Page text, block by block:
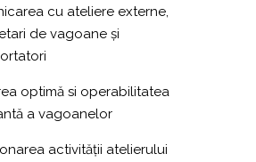
cu ateliere externe,
de vagoane și
optimă si operabilitatea
a vagoanelor
activității atelierului